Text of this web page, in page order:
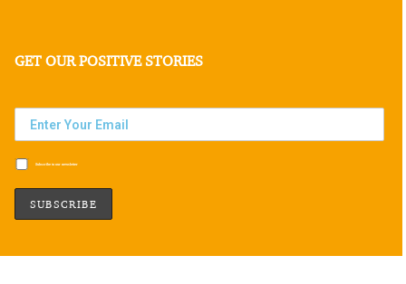
GET OUR POSITIVE STORIES
Subscribe to our newsletter